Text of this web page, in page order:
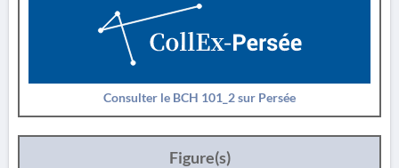
Consulter le BCH 101_2 sur Persée
Figure(s)